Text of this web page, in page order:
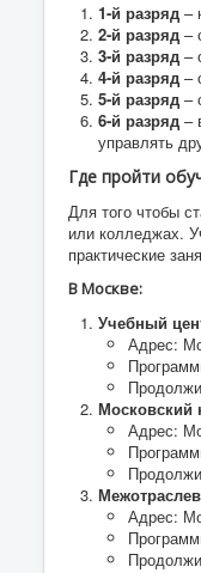
1-й разряд –
2-й разряд –
3-й разряд –
4-й разряд –
5-й разряд –
6-й разряд –
управлять
Где пройти
Для того чтобы
или колледжах.
практические
В Москве:
Учебный
Адрес:
Московский
Адрес:
Адрес: